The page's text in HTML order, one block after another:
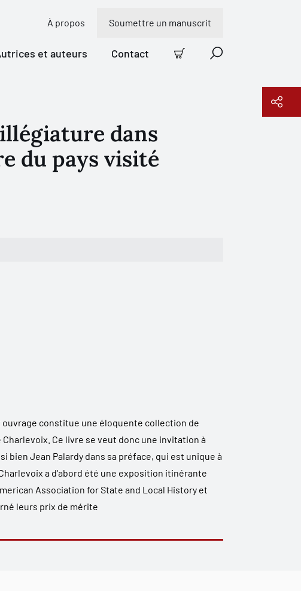
À propos Soumettre un manuscrit
et auteurs Contact
Panier Recherche
dans
du pays visité
constitue une éloquente collection de
Ce livre se veut donc une invitation à
bien Jean Palardy dans sa préface, qui est unique à
a d'abord été une exposition itinérante
Association for State and Local History et
leurs prix de mérite